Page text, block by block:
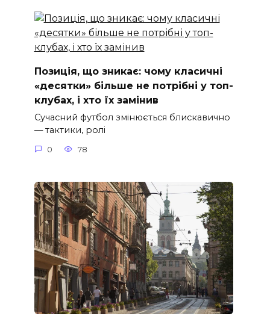
Позиція, що зникає: чому класичні
«десятки» більше не потрібні у топ-
клубах, і хто їх замінив
Сучасний футбол змінюється блискавично
— тактики, ролі
0 78